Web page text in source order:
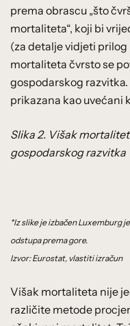
prema obrascu „što
mortaliteta“, koji bi
(za detalje vidjeti
mortaliteta čvrsto se
gospodarskog razvitka.
prikazana kao uvećani
Slika 2. Višak
gospodarskog razvitka
*Iz slike je izbačen Luxemburg
odstupa prema gore.
Izvor: Eurostat, vlastiti izračun
Višak mortaliteta nije
različite metode